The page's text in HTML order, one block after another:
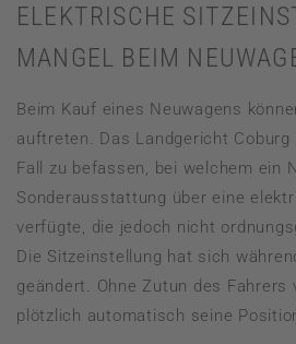
ELEKTRISCHE
MANGEL BEIM
Beim Kauf eines Neuwagens
auftreten. Das Landgericht
Fall zu befassen, bei welchem ein
Sonderausstattung über eine
verfügte, die jedoch nicht
Die Sitzeinstellung hat sich
geändert. Ohne Zutun des Fahrers
plötzlich automatisch seine